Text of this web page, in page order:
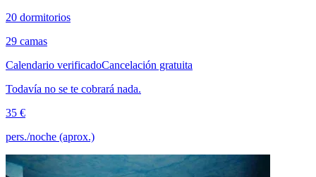
20 dormitorios
29 camas
Calendario verificadoCancelación gratuita
Todavía no se te cobrará nada.
35 €
pers./noche (aprox.)